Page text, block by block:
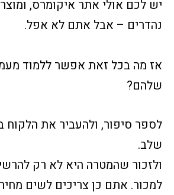
יש לכם אולי אתר איקומרס,
נהדרים – אבל אתם לא אפל.
אז מה בכל זאת אפשר ללמוד
שלהם?
לספר סיפור, ולהעביר את הלקוח
שלב.
ולזכור שהמטרה היא לא רק
למכור. אתם כן צריכים לשים